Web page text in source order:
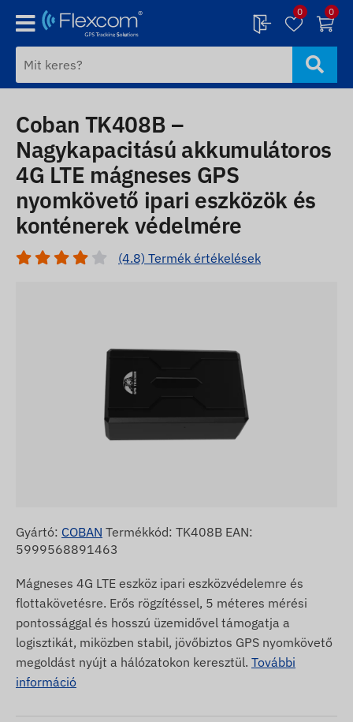
0 0
Coban TK408B –
Nagykapacitású akkumulátoros
4G LTE mágneses GPS
nyomkövető ipari eszközök és
konténerek védelmére
(4.8) Termék értékelések
Gyártó: COBAN Termékkód: TK408B EAN:
5999568891463
Mágneses 4G LTE eszköz ipari eszközvédelemre és
flottakövetésre. Erős rögzítéssel, 5 méteres mérési
pontossággal és hosszú üzemidővel támogatja a
logisztikát, miközben stabil, jövőbiztos GPS nyomkövető
megoldást nyújt a hálózatokon keresztül. További
információ